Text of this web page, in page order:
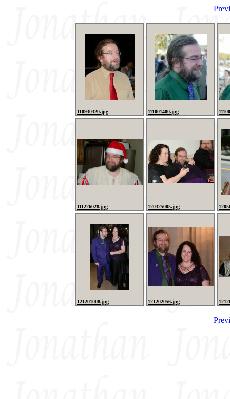
110930320.jpg 111001400.jpg
111226028.jpg 120325005.jpg
121201008.jpg 121202056.jpg